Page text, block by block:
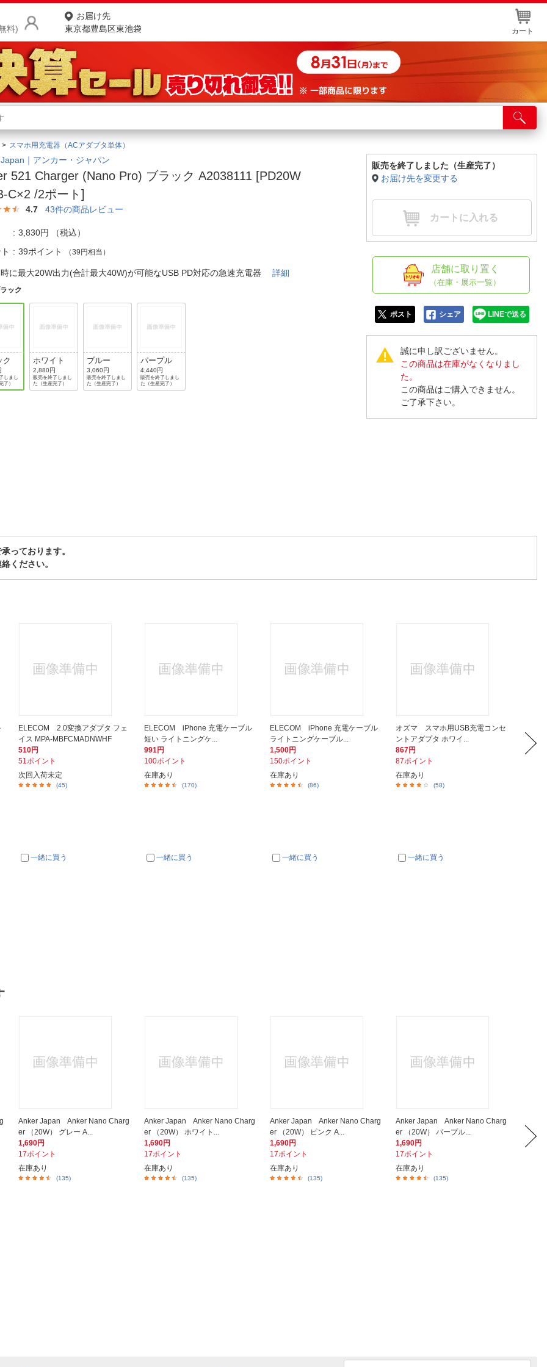
料)
お届け先
東京都豊島区東池袋
カート
商品をさがす
ランキングからさがす
カテゴリ一覧からさがす
お客様サポート
ご利用ガイド
よくある質問・お問合せ
ご利用規約
店舗サービス
ネット取り置き
店舗情報・店舗一覧
法人窓口
スマホ用充電器（ACアダプタ単体）
｜アンカー・ジャパン
521 Charger (Nano Pro) ブラック A2038111 [PD20W
C×2 /2ポート]
4.7 43件の商品レビュー
3,830円
（税込）
39ポイント （39円相当）
に最大20W出力(合計最大40W)が可能なUSB PD対応の急速充電器詳細
ック
ク
しまし
了）
ホワイト
2,880円
販売を終了しまし
た（生産完了）
ブルー
3,060円
販売を終了しまし
た（生産完了）
パープル
4,440円
販売を終了しまし
た（生産完了）
販売を終了しました（生産完了）
お届け先を変更する
カートに入れる
店舗に取り置く
（在庫・展示一覧）
ポスト シェア LINEで送る
誠に申し訳ございません。
この商品は在庫がなくなりまし
た。
この商品はご購入できません。
ご了承下さい。
っております。
ください。
ELECOM 2.0変換アダプタ フェ
イス MPA-MBFCMADNWHF
510円
51ポイント
次回入荷未定
(45)
一緒に買う
ELECOM iPhone 充電ケーブル
短い ライトニングケ...
991円
100ポイント
在庫あり
(170)
一緒に買う
ELECOM iPhone 充電ケーブル
ライトニングケーブル...
1,500円
150ポイント
在庫あり
(86)
一緒に買う
オズマ スマホ用USB充電コンセ
ントアダプタ ホワイ...
867円
87ポイント
在庫あり
(58)
一緒に買う
Type-
1,626円
Anker Japan Anker Nano Charg
er （20W） グレー A...
1,690円
17ポイント
在庫あり
(135)
Anker Japan Anker Nano Charg
er （20W） ホワイト...
1,690円
17ポイント
在庫あり
(135)
Anker Japan Anker Nano Charg
er （20W） ピンク A...
1,690円
17ポイント
在庫あり
(135)
Anker Japan Anker Nano Charg
er （20W） パープル...
1,690円
17ポイント
在庫あり
(135)
r （
7,490円